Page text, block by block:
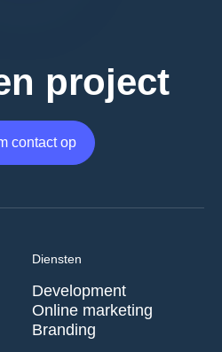
project
contact op
Diensten
Development
Online marketing
Branding